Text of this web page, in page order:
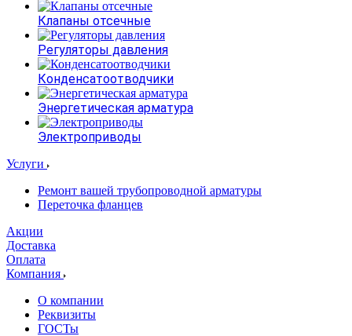
Клапаны отсечные
Регуляторы давления
Конденсатоотводчики
Энергетическая арматура
Электроприводы
Услуги
Ремонт вашей трубопроводной арматуры
Переточка фланцев
Акции
Доставка
Оплата
Компания
О компании
Реквизиты
ГОСТы